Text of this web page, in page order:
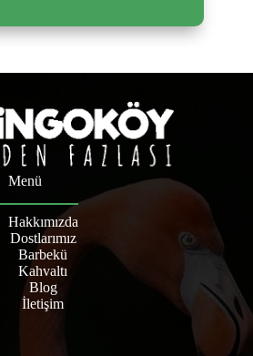
Menü
Hakkımızda
Dostlarımız
Barbekü
Kahvaltı
Blog
İletişim